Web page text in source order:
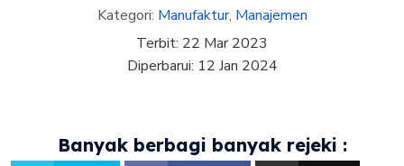
Kategori: Manufaktur, Manajemen
Terbit: 22 Mar 2023
Diperbarui: 12 Jan 2024
Banyak berbagi banyak rejeki :